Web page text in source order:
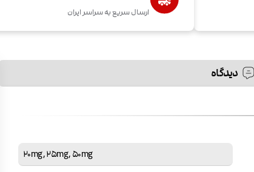
ارسال سریع به سراسر ایران
دیدگاه
20mg,25mg,50mg